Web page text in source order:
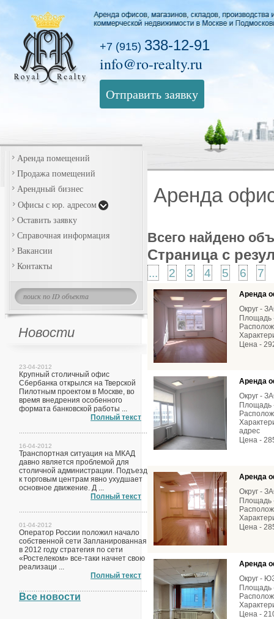
+7 (915) 338-12-91
info@ro-realty.ru
Отправить заявку
Аренда помещений
Продажа помещений
Арендный бизнес
Офисы с юр. адресом
Оставить заявку
Справочная информация
Вакансии
Контакты
Новости
23-04-2012
Крупный столичный офис
Сбербанка открылся на Тверской
Пилотным проектом в Москве, во
время внедрения особенного
формата банковской работы ...
Полный текст
16-04-2012
Транспортная ситуация на МКАД
давно является проблемой для
столичной администрации. Подъезд
к торговым центрам явно ухудшает
основное движение. Д ...
Полный текст
01-04-2012
Оператор России положил начало
собственной сети Запланированная
в 2012 году стратегия по сети
«Ростелеком» все-таки начнет свою
реализаци ...
Полный текст
Все новости
Аренда
Всего найдено
Страница с
... 2 3 4 5 6 7
Аренда
Округ -
Площадь
Цена -
Аренда
Округ -
Площадь
адрес
Цена -
Аренда
Округ -
Площадь
Цена -
Аренда
Округ -
Площадь
Цена -